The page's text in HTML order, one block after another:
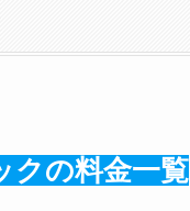
クの料金一覧